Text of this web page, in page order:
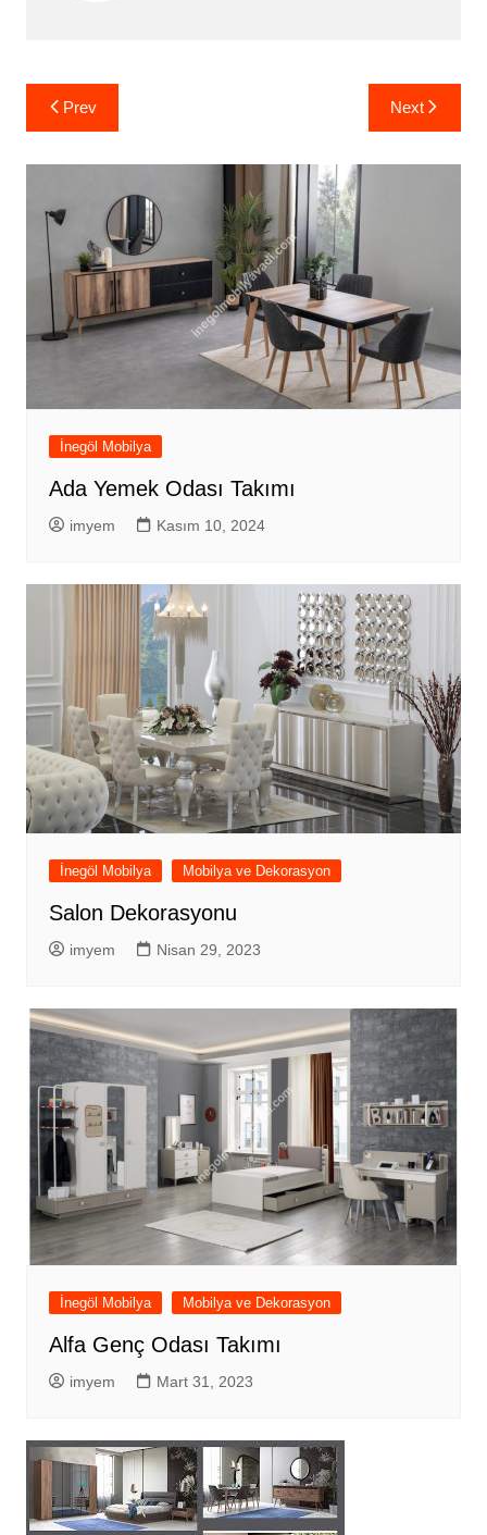
Yazı
gezinmesi
Prev Next
İnegöl Mobilya
Ada Yemek Odası Takımı
imyem Kasım 10, 2024
İnegöl Mobilya Mobilya ve Dekorasyon
Salon Dekorasyonu
imyem Nisan 29, 2023
İnegöl Mobilya Mobilya ve Dekorasyon
Alfa Genç Odası Takımı
imyem Mart 31, 2023